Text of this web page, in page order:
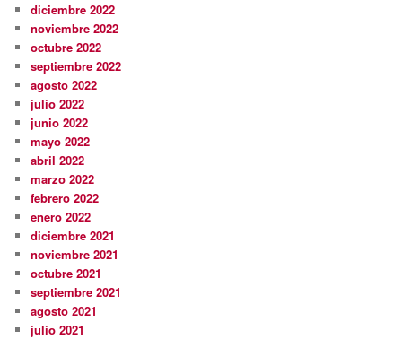
diciembre 2022
noviembre 2022
octubre 2022
septiembre 2022
agosto 2022
julio 2022
junio 2022
mayo 2022
abril 2022
marzo 2022
febrero 2022
enero 2022
diciembre 2021
noviembre 2021
octubre 2021
septiembre 2021
agosto 2021
julio 2021